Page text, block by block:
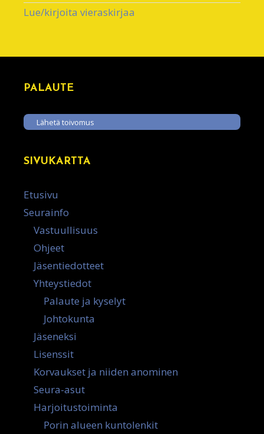
Lue/kirjoita vieraskirjaa
PALAUTE
Lähetä toivomus
SIVUKARTTA
Etusivu
Seurainfo
Vastuullisuus
Ohjeet
Jäsentiedotteet
Yhteystiedot
Palaute ja kyselyt
Johtokunta
Jäseneksi
Lisenssit
Korvaukset ja niiden anominen
Seura-asut
Harjoitustoiminta
Porin alueen kuntolenkit